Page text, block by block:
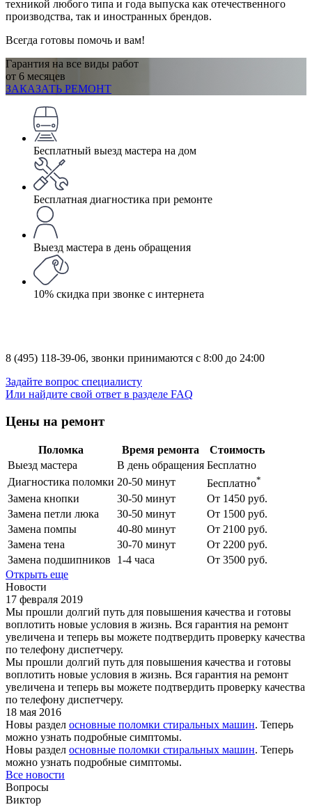
техникой любого типа и года выпуска как отечественного
производства, так и иностранных брендов.
Всегда готовы помочь и вам!
Гарантия на все виды работ
от 6 месяцев
ЗАКАЗАТЬ РЕМОНТ
Бесплатный выезд мастера на дом
Бесплатная диагностика при ремонте
Выезд мастера в день обращения
10% скидка при звонке с интернета
8 (495) 118-39-06, звонки принимаются с 8:00 до 24:00
Задайте вопрос специалисту
Или найдите свой ответ в разделе FAQ
Цены на ремонт
Поломка Время ремонта
Стоимость
Выезд мастера
В день обращения Бесплатно
Диагностика поломки 20-50 минут Бесплатно*
Замена кнопки 30-50 минут
От 1450 руб.
Замена петли люка
30-50 минут
От 1500 руб.
Замена помпы
40-80 минут
От 2100 руб.
Замена тена
30-70 минут
От 2200 руб.
Замена подшипников
1-4 часа
От 3500 руб.
Открыть еще
Новости
17 февраля 2019
Мы прошли долгий путь для повышения качества и готовы
воплотить новые условия в жизнь. Вся гарантия на ремонт
увеличена и теперь вы можете подтвердить проверку качества
по телефону диспетчеру.
Мы прошли долгий путь для повышения качества и готовы
воплотить новые условия в жизнь. Вся гарантия на ремонт
увеличена и теперь вы можете подтвердить проверку качества
по телефону диспетчеру.
18 мая 2016
Новы раздел основные поломки стиральных машин. Теперь
можно узнать подробные симптомы.
Новы раздел основные поломки стиральных машин. Теперь
можно узнать подробные симптомы.
Все новости
Вопросы
Виктор